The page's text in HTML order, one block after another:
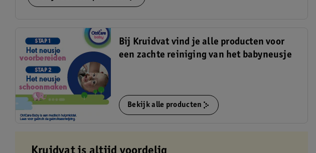
Bij Kruidvat vind je alle producten voor
een zachte reiniging van het babyneusje
Bekijk alle producten